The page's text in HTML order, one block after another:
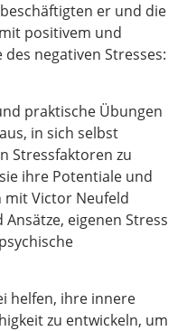
er und die
positivem und
negativen Stresses:
praktische Übungen
in sich selbst
Stressfaktoren zu
ihre Potentiale und
mit Victor Neufeld
eigenen Stress
helfen, ihre innere
zu entwickeln, um